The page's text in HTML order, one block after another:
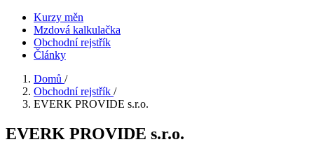
Kurzy měn
Mzdová kalkulačka
Obchodní rejstřík
Články
Domů /
Obchodní rejstřík /
EVERK PROVIDE s.r.o.
EVERK PROVIDE s.r.o.